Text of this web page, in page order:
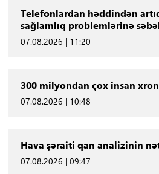
Telefonlardan həddindən
sağlamlıq problemlərinə
07.08.2026 | 11:20
300 milyondan çox insan
07.08.2026 | 10:48
Hava şəraiti qan analizinin
07.08.2026 | 09:47